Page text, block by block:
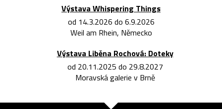
Výstava Whispering Things
od 14.3.2026 do 6.9.2026
Weil am Rhein, Německo
Výstava Liběna Rochová: Doteky
od 20.11.2025 do 29.8.2027
Moravská galerie v Brně